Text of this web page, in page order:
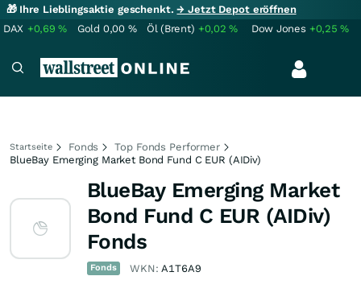
🎁 Ihre Lieblingsaktie geschenkt.→ Jetzt Depot eröffnen
DAX +0,69% Gold 0,00 % Öl (Brent) +0,02% Dow Jones +0,25%
Startseite Fonds
Top Fonds Performer
BlueBay Emerging Market Bond Fund C EUR (AIDiv)
BlueBay Emerging Market
Bond Fund C EUR (AIDiv)
Fonds
Fonds WKN:A1T6A9